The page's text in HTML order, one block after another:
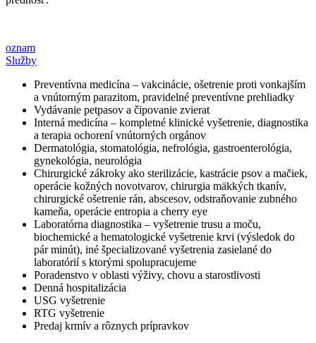
oznam
Služby
Preventívna medicína – vakcinácie, ošetrenie proti vonkajším
a vnútorným parazitom, pravidelné preventívne prehliadky
Vydávanie petpasov a čipovanie zvierat
Interná medicína – kompletné klinické vyšetrenie, diagnostika
a terapia ochorení vnútorných orgánov
Dermatológia, stomatológia, nefrológia, gastroenterológia,
gynekológia, neurológia
Chirurgické zákroky ako sterilizácie, kastrácie psov a mačiek,
operácie kožných novotvarov, chirurgia mäkkých tkanív,
chirurgické ošetrenie rán, abscesov, odstraňovanie zubného
kameňa, operácie entropia a cherry eye
Laboratórna diagnostika – vyšetrenie trusu a moču,
biochemické a hematologické vyšetrenie krvi (výsledok do
pár minút), iné špecializované vyšetrenia zasielané do
laboratórií s ktorými spolupracujeme
Poradenstvo v oblasti výživy, chovu a starostlivosti
Denná hospitalizácia
USG vyšetrenie
RTG vyšetrenie
Predaj krmív a rôznych prípravkov